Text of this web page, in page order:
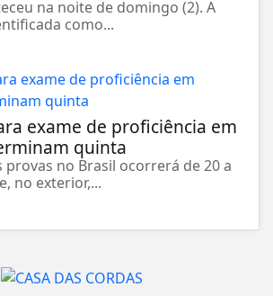
na noite de domingo (2). A
como...
exame de proficiência em
quinta
provas no Brasil ocorrerá de 20 a
no exterior,...